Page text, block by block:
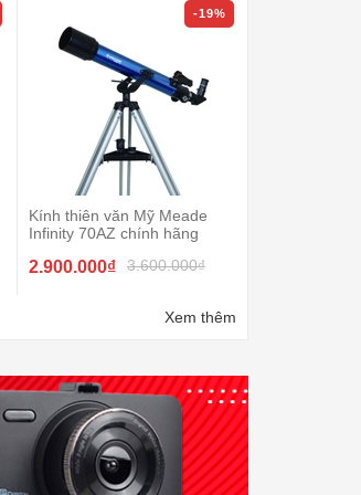
-19%
Kính thiên văn Mỹ Meade
Infinity 70AZ chính hãng
2.900.000₫ 3.600.000₫
Xem thêm